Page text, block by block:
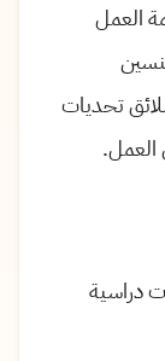
العمل
تحديات
العمل.
2-3 ساعات دراسية